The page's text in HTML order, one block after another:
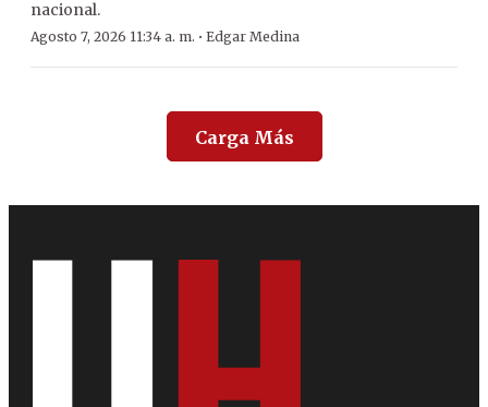
nacional.
Agosto 7, 2026 11:34 a. m. · Edgar Medina
Carga Más